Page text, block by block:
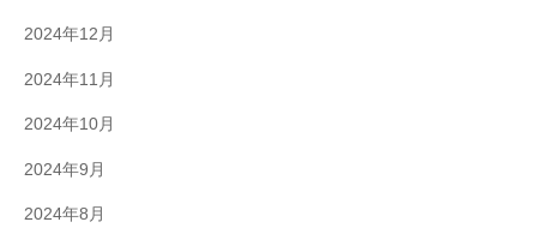
2024年12月
2024年11月
2024年10月
2024年9月
2024年8月